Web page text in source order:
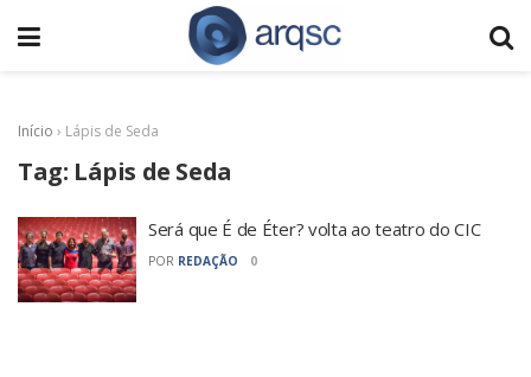
Início › Lápis de Seda
Tag: Lápis de Seda
Será que É de Éter? volta ao teatro do CIC
POR REDAÇÃO 0